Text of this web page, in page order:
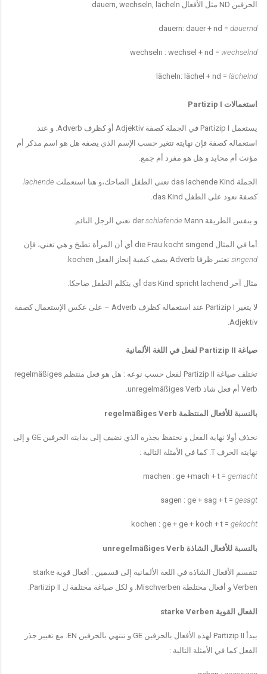
الحرفين ND مثل الأفعال dauern, wechseln, lächeln
dauern: dauer + nd = dauernd
wechseln : wechsel + nd = wechselnd
lächeln: lächel + nd = lächelnd
استعمالات Partizip I
يستعمل Partizip I في الجملة كصفة Adjektiv أو كظرف Adverb. و عند
استعماله كصفة فإن نهايته تتغير حسب الإسم الذي يصفه هل هو اسم مذكر أم
مؤنث أم محايد و هل هو مفرد أم جمع
الجملة das lachende Kind تعني الطفل الضاحك،و هنا استعملت lachende
كصفة تعود على الطفل das Kind.
و بنفس الطريقة der schlafende Mann تعني الرجل النائم
أما في المثال die Frau kocht singend أي أن المرأة تطبخ و هي تغني، فإن
singend تعتبر ظرفا Adverb يصف كيفية إنجاز الفعل kochen.
مثال آخر das Kind spricht lachend أي يتكلم الطفل ضاحكا
لا يتغير Partizip I عند استعماله كظرف Adverb –
على عكس الإستعمال كصفة
Adjektiv.
صياغة Partizip II لفعل في اللغة الألمانية
تختلف صياغة Partizip II لفعل حسب نوعه : هل هو فعل منتظم regelmäßiges
Verb أم فعل شاذ unregelmäßiges Verb.
بالنسبة للأفعال المنتظمة regelmäßiges Verb
نحذف أولا نهاية الفعل و نحتفظ بجذره الذي نضيف إلى بدايته الحرفين GE و إلى
نهايته الحرف T. كما في الأمثلة التالية :
machen : ge +mach + t = gemacht
sagen : ge + sag + t = gesagt
kochen : ge + ge + koch + t = gekocht
بالنسبة للأفعال الشاذة unregelmäßiges Verb
تنقسم الأفعال الشاذة في اللغة الألمانية إلى قسمين : أفعال قوية starke
Verben و أفعال مختلطة Mischverben. و لكل صياغة مختلفة ل Partizip II.
الفعال القوية starke Verben
يبدأ Partizip II لهذه الأفعال بالحرفين GE و تنتهي بالحرفين EN. مع تغيير جذر
الفعل كما في الأمثلة التالية :